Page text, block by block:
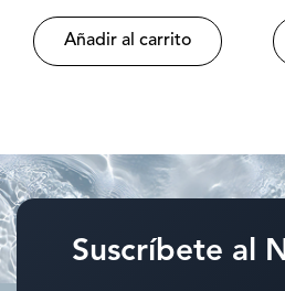
oferta
Añadir al carrito
Suscríbete al